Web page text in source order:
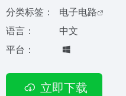
分类标签：
电子电路
语言：
中文
平台：
立即下载